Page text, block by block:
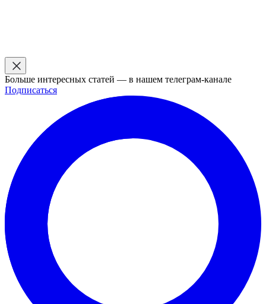
Больше интересных статей — в нашем телеграм-канале
Подписаться